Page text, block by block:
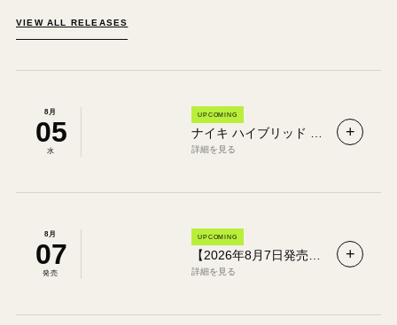
VIEW ALL RELEASES
8月
05
水
UPCOMING
詳細を見る
+
8月
07
発売
UPCOMING
詳細を見る
+